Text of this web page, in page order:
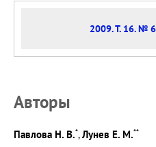
2009. Т. 16. № 6
Авторы
Павлова Н. В.*,Лунев Е. М.**